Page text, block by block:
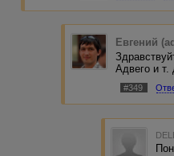
Евгений
Адвего и т.
#349